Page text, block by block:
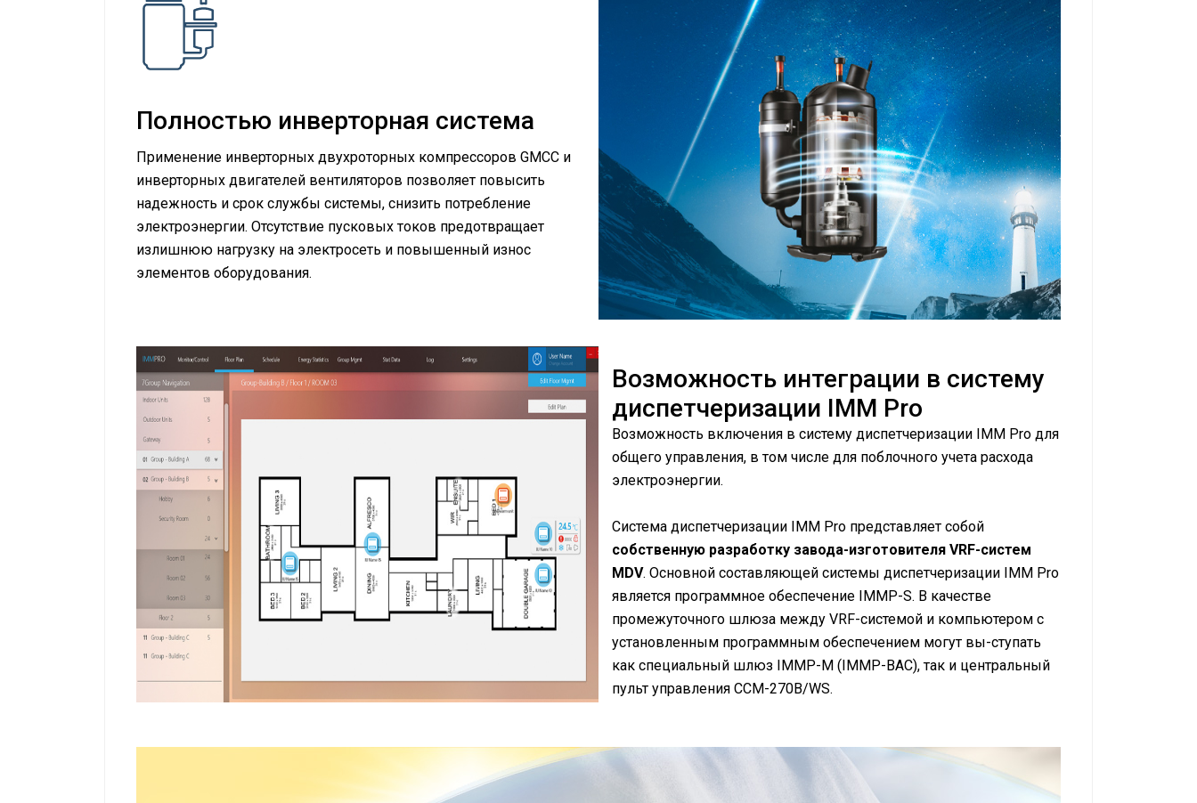
Полностью инверторная система
Применение инверторных двухроторных компрессоров GMCC и
инверторных двигателей вентиляторов позволяет повысить
надежность и срок службы системы, снизить потребление
электроэнергии. Отсутствие пусковых токов предотвращает
излишнюю нагрузку на электросеть и повышенный износ
элементов оборудования.
Возможность интеграции в систему
диспетчеризации IMM Pro
Возможность включения в систему диспетчеризации IMM Pro для
общего управления, в том числе для поблочного учета расхода
электроэнергии.
Система диспетчеризации IMM Pro представляет собой
собственную разработку завода-изготовителя VRF-систем
MDV. Основной составляющей системы диспетчеризации IMM Pro
является программное обеспечение IMMP-S. В качестве
промежуточного шлюза между VRF-системой и компьютером с
установленным программным обеспечением могут вы-ступать
как специальный шлюз IMMP-M (IMMP-BAC), так и центральный
пульт управления CCM-270B/WS.